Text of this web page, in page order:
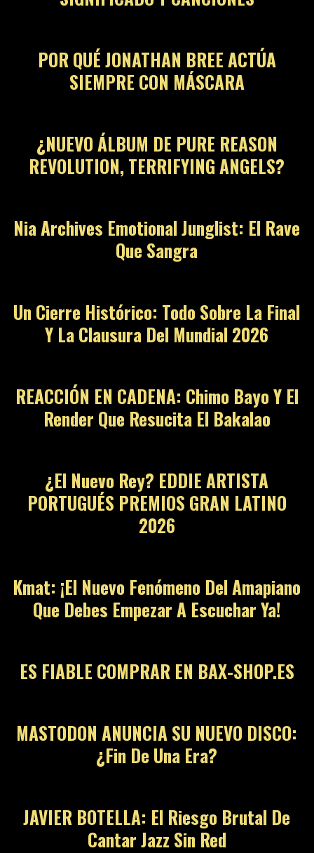
POR QUÉ JONATHAN BREE ACTÚA
SIEMPRE CON MÁSCARA
¿NUEVO ÁLBUM DE PURE REASON
REVOLUTION, TERRIFYING ANGELS?
Nia Archives Emotional Junglist: El Rave
Que Sangra
Un Cierre Histórico: Todo Sobre La Final
Y La Clausura Del Mundial 2026
REACCIÓN EN CADENA: Chimo Bayo Y El
Render Que Resucita El Bakalao
¿El Nuevo Rey? EDDIE ARTISTA
PORTUGUÉS PREMIOS GRAN LATINO
2026
Kmat: ¡El Nuevo Fenómeno Del Amapiano
Que Debes Empezar A Escuchar Ya!
ES FIABLE COMPRAR EN BAX-SHOP.ES
MASTODON ANUNCIA SU NUEVO DISCO:
¿Fin De Una Era?
JAVIER BOTELLA: El Riesgo Brutal De
Cantar Jazz Sin Red